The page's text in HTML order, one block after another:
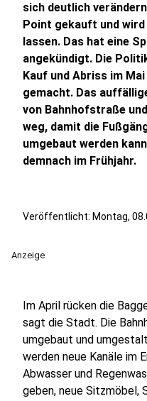
sich deutlich
Point gekauft und wird
lassen. Das hat eine
angekündigt. Die
Kauf und Abriss im
gemacht. Das
von Bahnhofstraße
weg, damit die
umgebaut werden
demnach im Frühjahr.
Veröffentlicht: Montag,
Anzeige
Im April rücken die
sagt die Stadt. Die
umgebaut und
werden neue Kanäle im
Abwasser und
geben, neue Sitzmöbel,